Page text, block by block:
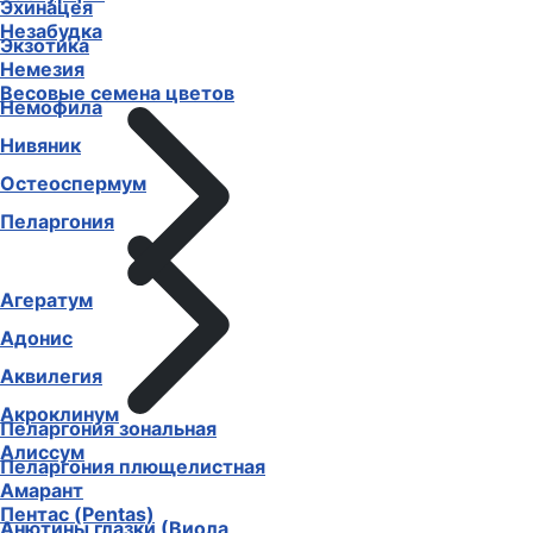
Незабудка
Немезия
Немофила
Нивяник
Остеоспермум
Пеларгония
Пеларгония зональная
Пеларгония плющелистная
Пентас (Pentas)
Эхинацея
Экзотика
Весовые семена цветов
Агератум
Адонис
Аквилегия
Акроклинум
Алиссум
Амарант
Анютины глазки (Виола